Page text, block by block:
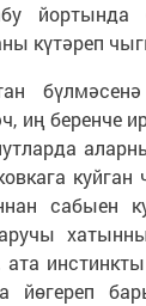
йортында
күтәреп
иң беренче
куйган
сабыен
йөгереп